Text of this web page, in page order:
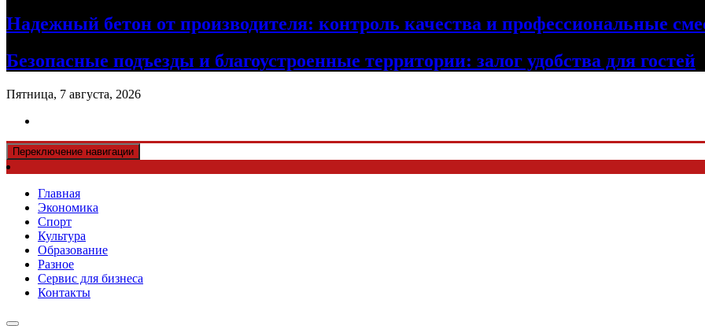
Надежный бетон от производителя: контроль качества и профессиональные
Безопасные подъезды и благоустроенные территории: залог удобства для гостей
Пятница, 7 августа, 2026
Переключение навигации
Главная
Экономика
Спорт
Культура
Образование
Разное
Сервис для бизнеса
Контакты